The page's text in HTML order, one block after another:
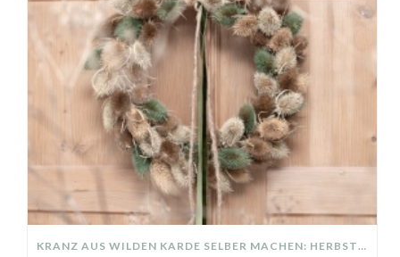
KRANZ AUS WILDEN KARDE SELBER MACHEN: HERBSTDEKO GANZ EINFACH